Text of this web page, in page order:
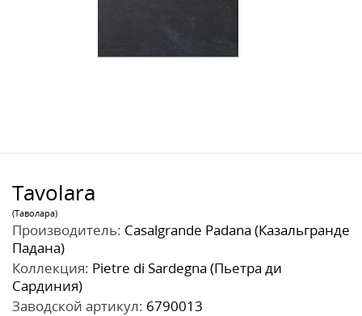
Tavolara
(Таволара)
Производитель: Casalgrande Padana (Казальгранде
Падана)
Коллекция: Pietre di Sardegna (Пьетра ди
Сардиния)
Заводской артикул: 6790013